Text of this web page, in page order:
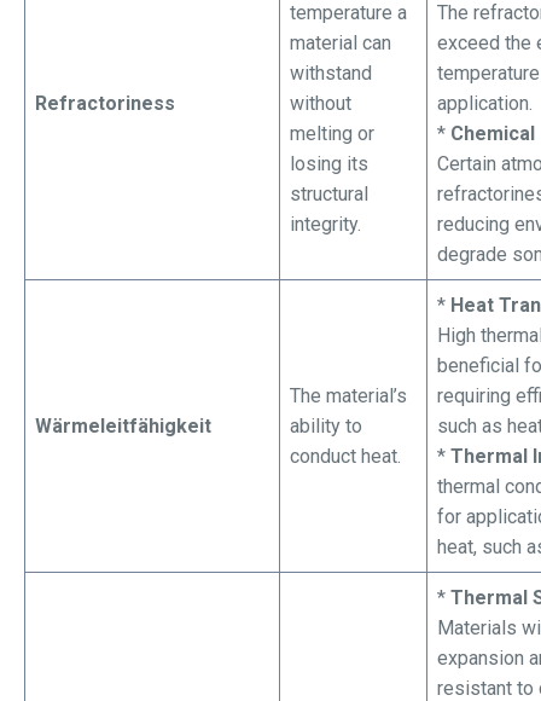
Refractoriness
temperature a
material can
withstand
without
melting or
losing its
structural
integrity.
The
exceed the
application.
*
Certain
reducing
degrade
Wärmeleitfähigkeit
The material’s
ability to
conduct heat.
* Heat
High
beneficial
requiring
such as
* Thermal
thermal
for
heat, such
* Thermal
Materials
expansion
resistant to